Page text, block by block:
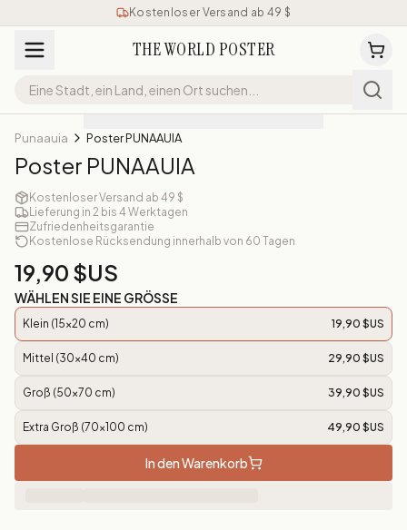
Kostenloser Versand ab 49 $
THE WORLD POSTER
Punaauia Poster PUNAAUIA
Poster PUNAAUIA
Kostenloser Versand ab 49 $
Lieferung in 2 bis 4 Werktagen
Zufriedenheitsgarantie
Kostenlose Rücksendung innerhalb von 60 Tagen
19,90 $US
WÄHLEN SIE EINE GRÖSSE
Klein (15x20 cm) 19,90 $US
Mittel (30x40 cm) 29,90 $US
Groß (50x70 cm) 39,90 $US
Extra Groß (70x100 cm) 49,90 $US
In den Warenkorb